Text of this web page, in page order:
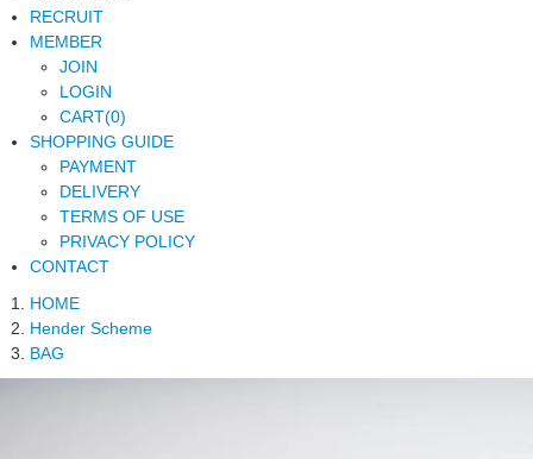
RECRUIT
MEMBER
JOIN
LOGIN
CART(0)
SHOPPING GUIDE
PAYMENT
DELIVERY
TERMS OF USE
PRIVACY POLICY
CONTACT
HOME
Hender Scheme
BAG